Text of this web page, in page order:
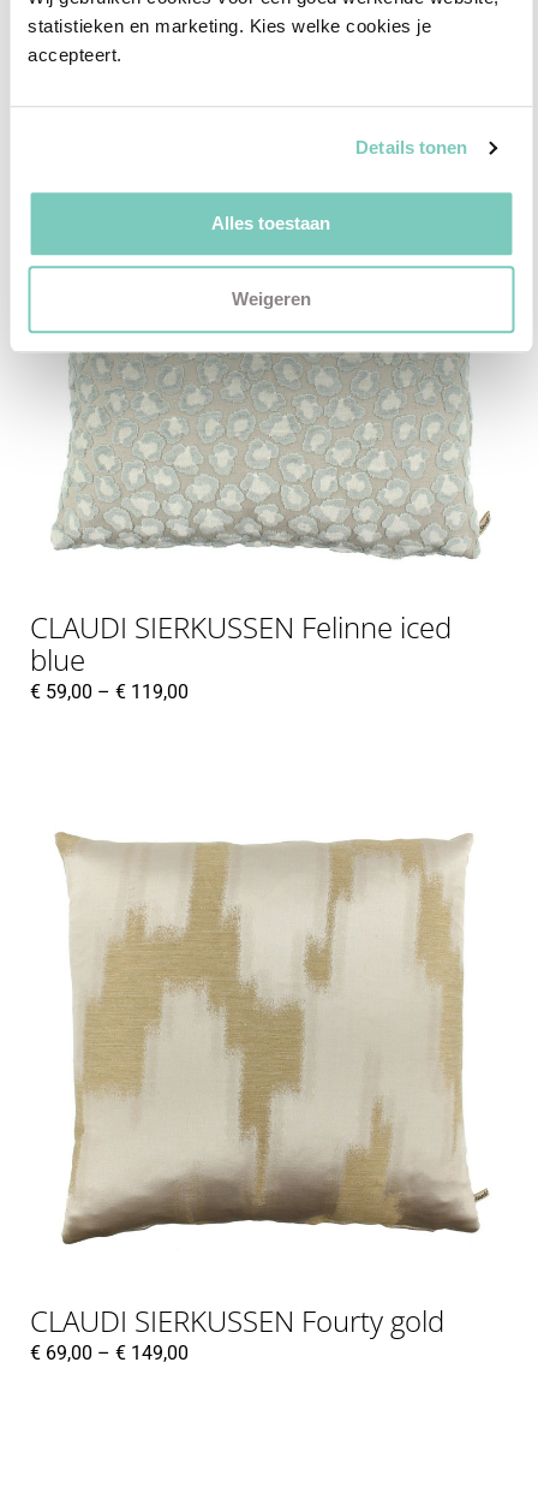
statistieken en marketing. Kies welke cookies je
accepteert.
Details tonen
Alles toestaan
Weigeren
CLAUDI SIERKUSSEN Felinne iced
blue
€ 59,00 – € 119,00
CLAUDI SIERKUSSEN Fourty gold
€ 69,00 – € 149,00